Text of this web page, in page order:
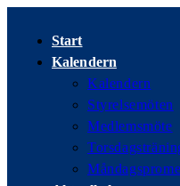
innehållet
Start
Kalendern
Kalendern
Styrelsemöten
Medlemsmöte